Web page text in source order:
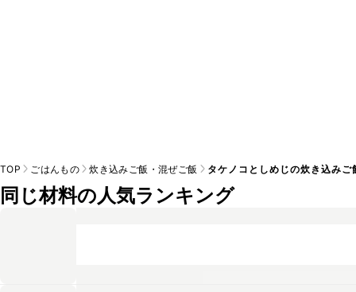
TOP ごはんもの 炊き込みご飯・混ぜご飯 タケノコとしめじの炊き込みご
同じ材料の人気ランキング